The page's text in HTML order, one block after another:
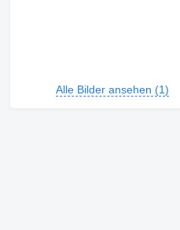
Alle Bilder ansehen (1)